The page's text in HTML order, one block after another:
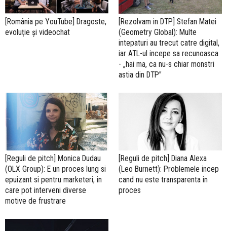
[România pe YouTube] Dragoste,
evoluție și videochat
[Rezolvam in DTP] Stefan Matei
(Geometry Global): Multe
intepaturi au trecut catre digital,
iar ATL-ul incepe sa recunoasca
- „hai ma, ca nu-s chiar monstri
astia din DTP"
[Reguli de pitch] Monica Dudau
(OLX Group): E un proces lung si
epuizant si pentru marketeri, in
care pot interveni diverse
motive de frustrare
[Reguli de pitch] Diana Alexa
(Leo Burnett): Problemele incep
cand nu este transparenta in
proces